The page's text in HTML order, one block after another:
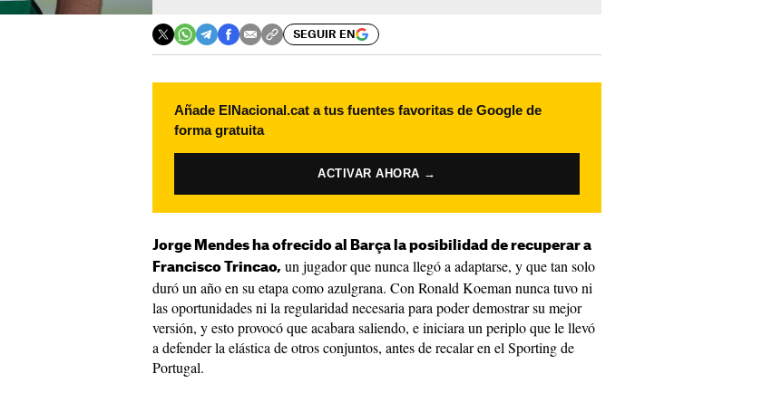
SEGUIR EN
Añade ElNacional.cat a tus fuentes favoritas de Google de
forma gratuita
ACTIVAR AHORA →
Jorge Mendes ha ofrecido al Barça la posibilidad de recuperar a
Francisco Trincao, un jugador que nunca llegó a adaptarse, y que tan solo
duró un año en su etapa como azulgrana. Con Ronald Koeman nunca tuvo ni
las oportunidades ni la regularidad necesaria para poder demostrar su mejor
versión, y esto provocó que acabara saliendo, e iniciara un periplo que le llevó
a defender la elástica de otros conjuntos, antes de recalar en el Sporting de
Portugal.